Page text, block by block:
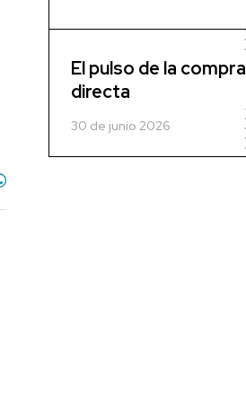
El pulso de la compra
directa
30 de junio 2026